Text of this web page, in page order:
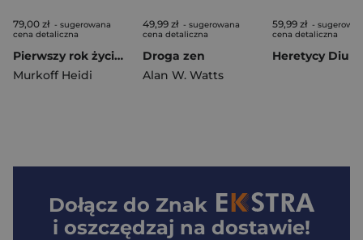
79,00 zł - sugerowana
cena detaliczna
Pierwszy rok życia dziecka wyd. 5
Murkoff Heidi
49,99 zł - sugerowana
cena detaliczna
Droga zen
Alan W. Watts
59,99 zł -
cena detaliczna
Heretycy Diuny
Dołącz do Znak
i oszczędzaj na dostawie!